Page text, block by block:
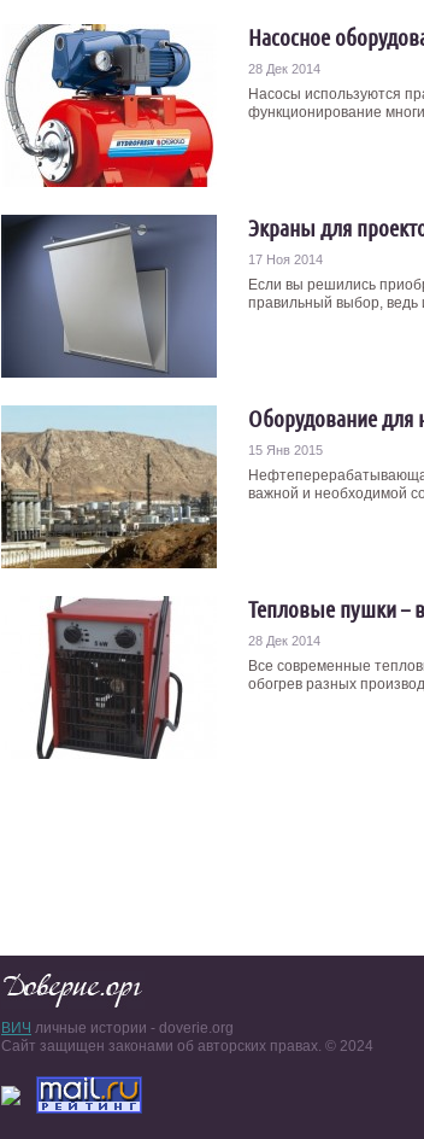
Насосное
28 Дек 2014
Насосы используются
функционирование
Экраны для
17 Ноя 2014
Если вы решились
правильный выбор,
Оборудование для
15 Янв 2015
важной и необходимой
Тепловые пушки –
28 Дек 2014
Все современные
обогрев разных
ВИЧ личные истории - doverie.org
Сайт защищен законами об авторских правах. © 2024